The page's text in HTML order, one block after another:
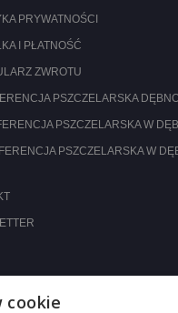
PRYWATNOŚCI
I PŁATNOŚĆ
ZWROTU
PSZCZELARSKA
PSZCZELARSKA W
PSZCZELARSKA W
cookie